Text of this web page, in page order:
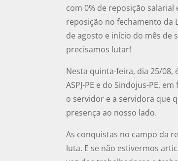
com 0% de reposição
reposição no fechamento da
de agosto e início do mês de
precisamos lutar!
Nesta quinta-feira, dia 25/08,
ASPJ-PE e do Sindojus-PE,
o servidor e a servidora que
presença ao nosso lado.
As conquistas no campo da
luta. E se não estivermos